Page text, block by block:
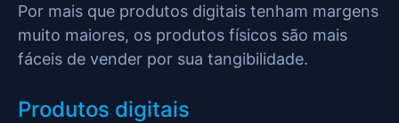
Por mais que produtos digitais tenham margens
muito maiores, os produtos físicos são mais
fáceis de vender por sua tangibilidade.
Produtos digitais